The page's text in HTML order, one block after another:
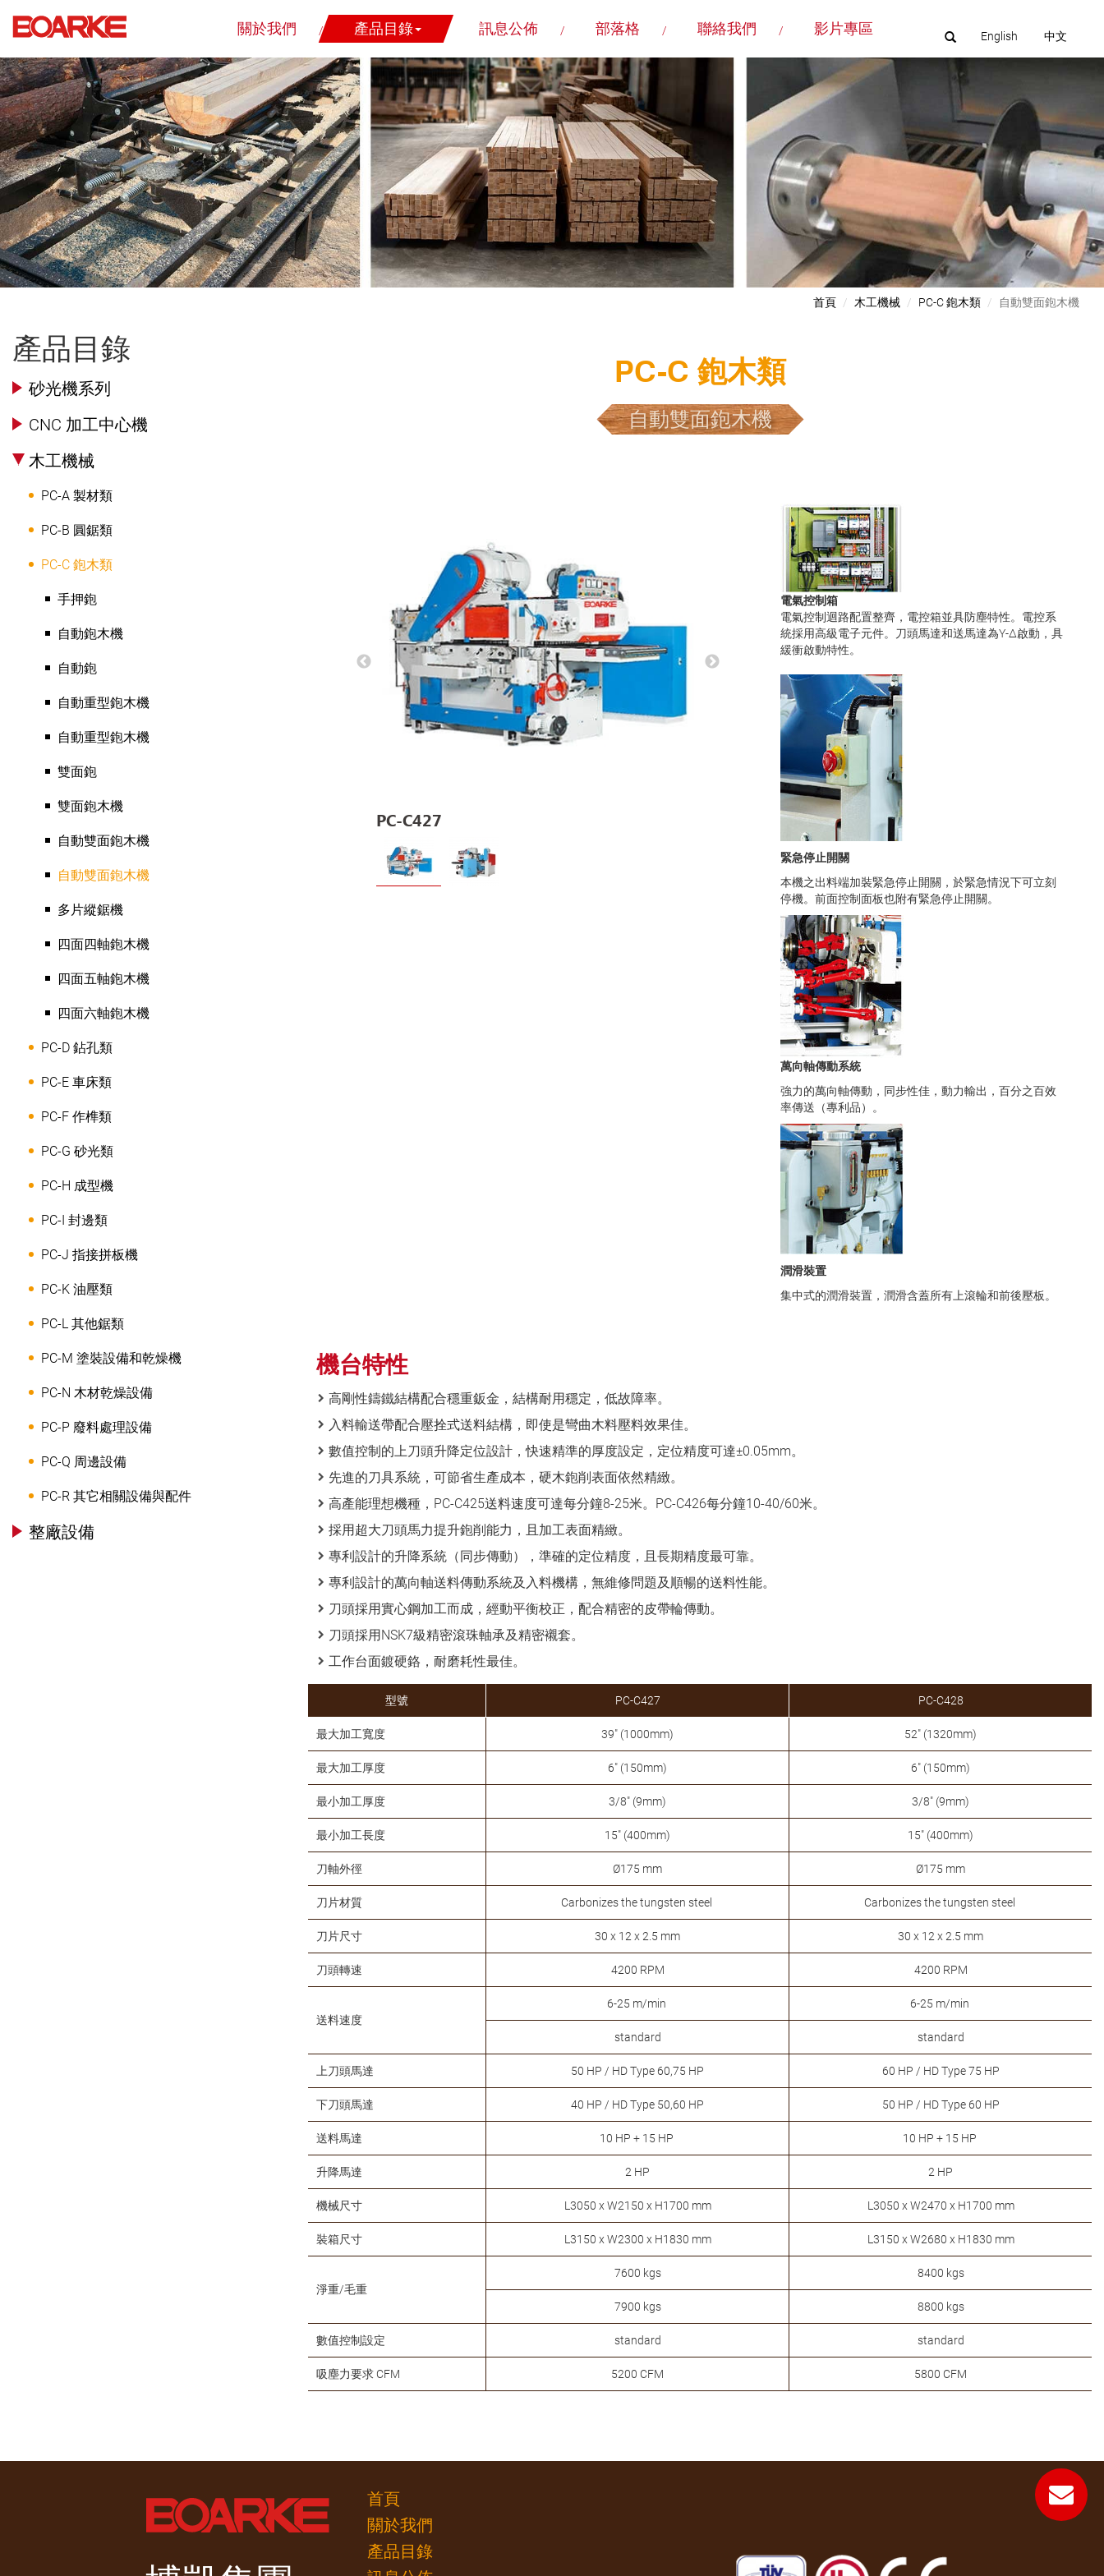
English 中文
關於我們 產品目錄 訊息公佈 部落格 聯絡我們 影片專區
產品目錄
砂光機系列
CNC 加工中心機
木工機械
PC-A 製材類
PC-B 圓鋸類
PC-C 鉋木類
手押鉋
自動鉋木機
自動鉋
自動重型鉋木機
自動重型鉋木機
雙面鉋
雙面鉋木機
自動雙面鉋木機
自動雙面鉋木機
多片縱鋸機
四面四軸鉋木機
四面五軸鉋木機
四面六軸鉋木機
PC-D 鉆孔類
PC-E 車床類
PC-F 作榫類
PC-G 砂光類
PC-H 成型機
PC-I 封邊類
PC-J 指接拼板機
PC-K 油壓類
PC-L 其他鋸類
PC-M 塗裝設備和乾燥機
PC-N 木材乾燥設備
PC-P 廢料處理設備
PC-Q 周邊設備
PC-R 其它相關設備與配件
整廠設備
首頁 木工機械 PC-C 鉋木類 自動雙面鉋木機
PC-C 鉋木類
自動雙面鉋木機
PC-C427
電氣控制箱
電氣控制迴路配置整齊，電控箱並具防塵特性。電控系
統採用高級電子元件。刀頭馬達和送馬達為Y-∆啟動，具
緩衝啟動特性。
緊急停止開關
本機之出料端加裝緊急停止開關，於緊急情況下可立刻
停機。前面控制面板也附有緊急停止開關。
萬向軸傳動系統
強力的萬向軸傳動，同步性佳，動力輸出，百分之百效
率傳送（專利品）。
潤滑裝置
集中式的潤滑裝置，潤滑含蓋所有上滾輪和前後壓板。
機台特性
高剛性鑄鐵結構配合穩重鈑金，結構耐用穩定，低故障率。
入料輸送帶配合壓拴式送料結構，即使是彎曲木料壓料效果佳。
數值控制的上刀頭升降定位設計，快速精準的厚度設定，定位精度可達±0.05mm。
先進的刀具系統，可節省生產成本，硬木鉋削表面依然精緻。
高產能理想機種，PC-C425送料速度可達每分鐘8-25米。PC-C426每分鐘10-40/60米。
採用超大刀頭馬力提升鉋削能力，且加工表面精緻。
專利設計的升降系統（同步傳動），準確的定位精度，且長期精度最可靠。
專利設計的萬向軸送料傳動系統及入料機構，無維修問題及順暢的送料性能。
刀頭採用實心鋼加工而成，經動平衡校正，配合精密的皮帶輪傳動。
刀頭採用NSK7級精密滾珠軸承及精密襯套。
工作台面鍍硬鉻，耐磨耗性最佳。
型號 PC-C427 PC-C428
最大加工寬度 39" (1000mm) 52" (1320mm)
最大加工厚度 6" (150mm) 6" (150mm)
最小加工厚度 3/8" (9mm) 3/8" (9mm)
最小加工長度 15" (400mm) 15" (400mm)
刀軸外徑 Ø175 mm Ø175 mm
刀片材質 Carbonizes the tungsten steel Carbonizes the tungsten steel
刀片尺寸 30 x 12 x 2.5 mm 30 x 12 x 2.5 mm
刀頭轉速 4200 RPM 4200 RPM
送料速度
6-25 m/min 6-25 m/min
standard standard
上刀頭馬達 50 HP / HD Type 60,75 HP 60 HP / HD Type 75 HP
下刀頭馬達 40 HP / HD Type 50,60 HP 50 HP / HD Type 60 HP
送料馬達 10 HP + 15 HP 10 HP + 15 HP
升降馬達 2 HP 2 HP
機械尺寸 L3050 x W2150 x H1700 mm L3050 x W2470 x H1700 mm
裝箱尺寸 L3150 x W2300 x H1830 mm L3150 x W2680 x H1830 mm
淨重/毛重
7600 kgs 8400 kgs
7900 kgs 8800 kgs
數值控制設定 standard standard
吸塵力要求 CFM 5200 CFM 5800 CFM
首頁
關於我們
產品目錄